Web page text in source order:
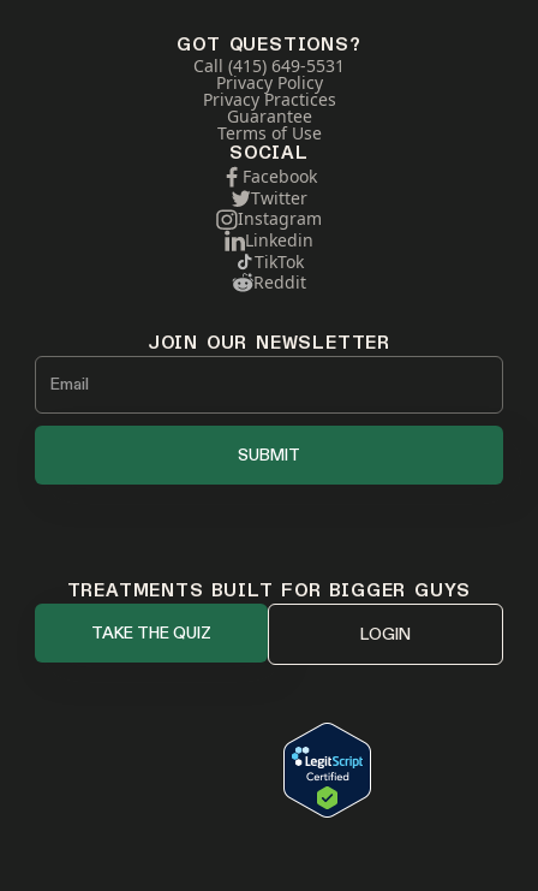
GOT QUESTIONS?
Call (415) 649-5531
Privacy Policy
Privacy Practices
Guarantee
Terms of Use
SOCIAL
Facebook
Twitter
Instagram
Linkedin
TikTok
Reddit
JOIN OUR NEWSLETTER
TREATMENTS BUILT FOR BIGGER GUYS
TAKE THE QUIZ LOGIN